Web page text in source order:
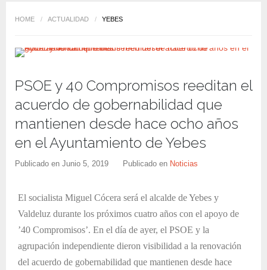
HOME / ACTUALIDAD / YEBES
PSOE y 40 Compromisos reeditan el
acuerdo de gobernabilidad que
mantienen desde hace ocho años
en el Ayuntamiento de Yebes
Publicado en Junio 5, 2019 Publicado en Noticias
El socialista Miguel Cócera será el alcalde de Yebes y
Valdeluz durante los próximos cuatro años con el apoyo de
’40 Compromisos’. En el día de ayer, el PSOE y la
agrupación independiente dieron visibilidad a la renovación
del acuerdo de gobernabilidad que mantienen desde hace